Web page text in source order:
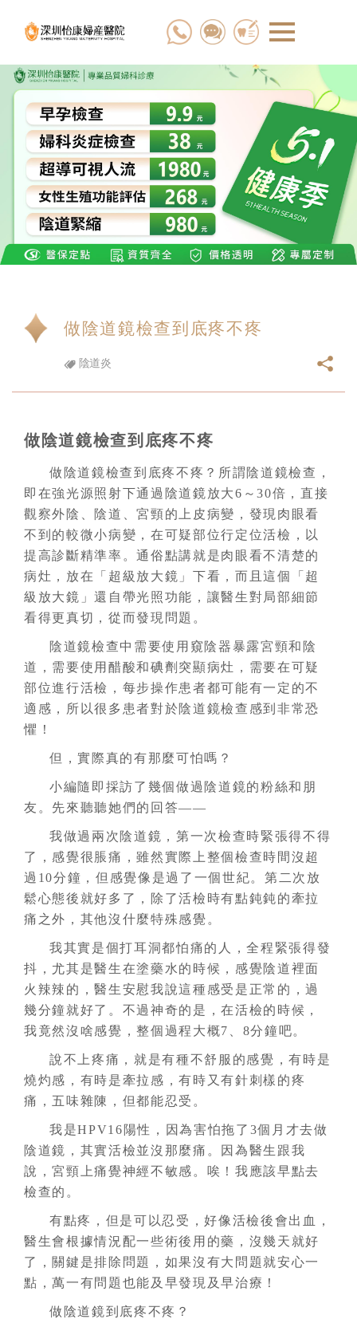
做陰道鏡檢查到底疼不疼
陰道炎
做陰道鏡檢查到底疼不疼
做陰道鏡檢查到底疼不疼？所謂陰道鏡檢查，
即在強光源照射下通過陰道鏡放大6～30倍，直接
觀察外陰、陰道、宮頸的上皮病變，發現肉眼看
不到的較微小病變，在可疑部位行定位活檢，以
提高診斷精準率。通俗點講就是肉眼看不清楚的
病灶，放在「超級放大鏡」下看，而且這個「超
級放大鏡」還自帶光照功能，讓醫生對局部細節
看得更真切，從而發現問題。
陰道鏡檢查中需要使用窺陰器暴露宮頸和陰
道，需要使用醋酸和碘劑突顯病灶，需要在可疑
部位進行活檢，每步操作患者都可能有一定的不
適感，所以很多患者對於陰道鏡檢查感到非常恐
懼！
但，實際真的有那麼可怕嗎？
小編隨即採訪了幾個做過陰道鏡的粉絲和朋
友。先來聽聽她們的回答——
我做過兩次陰道鏡，第一次檢查時緊張得不得
了，感覺很脹痛，雖然實際上整個檢查時間沒超
過10分鐘，但感覺像是過了一個世紀。第二次放
鬆心態後就好多了，除了活檢時有點鈍鈍的牽拉
痛之外，其他沒什麼特殊感覺。
我其實是個打耳洞都怕痛的人，全程緊張得發
抖，尤其是醫生在塗藥水的時候，感覺陰道裡面
火辣辣的，醫生安慰我說這種感受是正常的，過
幾分鐘就好了。不過神奇的是，在活檢的時候，
我竟然沒啥感覺，整個過程大概7、8分鐘吧。
說不上疼痛，就是有種不舒服的感覺，有時是
燒灼感，有時是牽拉感，有時又有針刺樣的疼
痛，五味雜陳，但都能忍受。
我是HPV16陽性，因為害怕拖了3個月才去做
陰道鏡，其實活檢並沒那麼痛。因為醫生跟我
說，宮頸上痛覺神經不敏感。唉！我應該早點去
檢查的。
有點疼，但是可以忍受，好像活檢後會出血，
醫生會根據情況配一些術後用的藥，沒幾天就好
了，關鍵是排除問題，如果沒有大問題就安心一
點，萬一有問題也能及早發現及早治療！
做陰道鏡到底疼不疼？